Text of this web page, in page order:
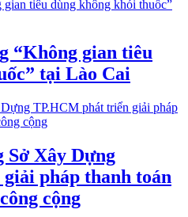
“Không gian tiêu
tại Lào Cai
Sở Xây Dựng
pháp thanh toán
cộng